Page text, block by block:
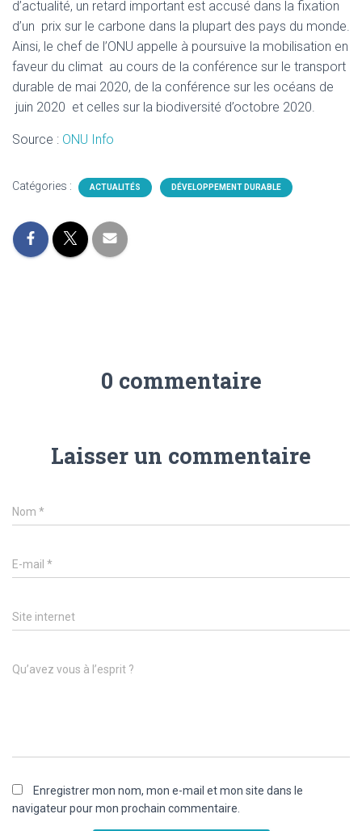
d’actualité, un retard important est accusé dans la fixation
d’un prix sur le carbone dans la plupart des pays du monde.
Ainsi, le chef de l’ONU appelle à poursuive la mobilisation en
faveur du climat au cours de la conférence sur le transport
durable de mai 2020, de la conférence sur les océans de
juin 2020 et celles sur la biodiversité d’octobre 2020.
Source : ONU Info
Catégories : ACTUALITÉS DÉVELOPPEMENT DURABLE
0 commentaire
Laisser un commentaire
Nom *
E-mail *
Site internet
Qu’avez vous à l’esprit ?
Enregistrer mon nom, mon e-mail et mon site dans le
navigateur pour mon prochain commentaire.